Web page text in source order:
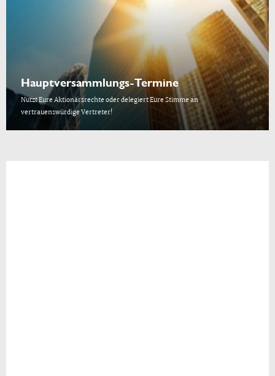
Hauptversammlungs-Termine
Nutzt Eure Aktionärsrechte oder delegiert Eure Stimme an
vertrauenswürdige Vertreter!